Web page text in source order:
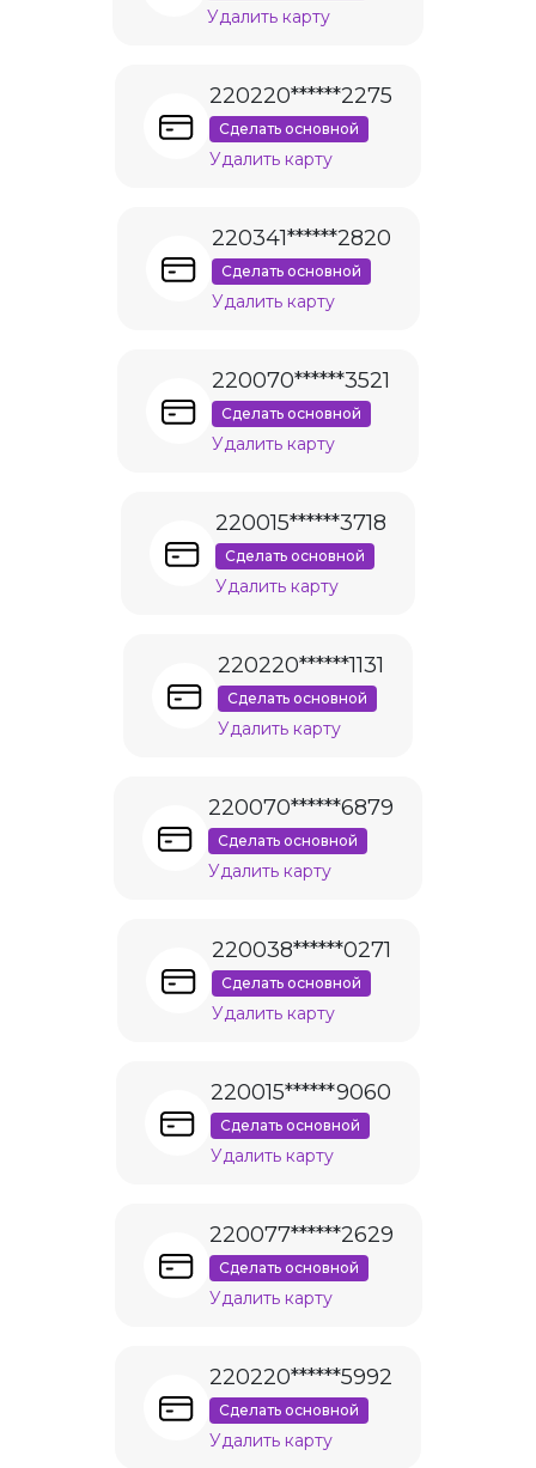
Удалить карту
220220******2275
Сделать основной
Удалить карту
220341******2820
Сделать основной
Удалить карту
220070******3521
Сделать основной
Удалить карту
220015******3718
Сделать основной
Удалить карту
220220******1131
Сделать основной
Удалить карту
220070******6879
Сделать основной
Удалить карту
220038******0271
Сделать основной
Удалить карту
220015******9060
Сделать основной
Удалить карту
220077******2629
Сделать основной
Удалить карту
220220******5992
Сделать основной
Удалить карту